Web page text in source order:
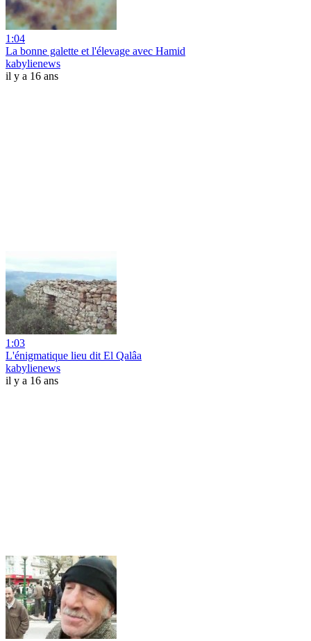
1:04
La bonne galette et l'élevage avec Hamid
kabylienews
il y a 16 ans
1:03
L'énigmatique lieu dit El Qalâa
kabylienews
il y a 16 ans